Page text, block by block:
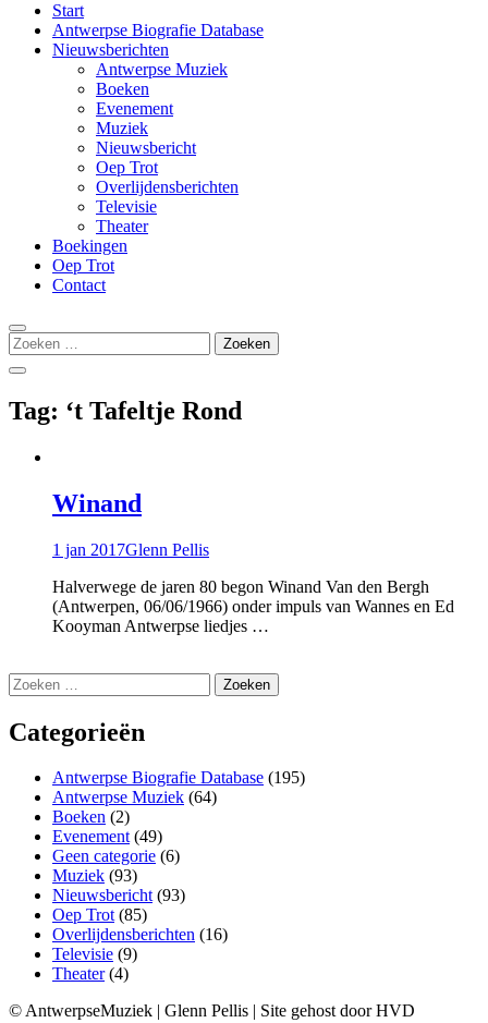
Start
Antwerpse Biografie Database
Nieuwsberichten
Antwerpse Muziek
Boeken
Evenement
Muziek
Nieuwsbericht
Oep Trot
Overlijdensberichten
Televisie
Theater
Boekingen
Oep Trot
Contact
Zoeken
naar:
Tag: ‘t Tafeltje Rond
Winand
1 jan 2017Glenn Pellis
Halverwege de jaren 80 begon Winand Van den Bergh
(Antwerpen, 06/06/1966) onder impuls van Wannes en Ed
Kooyman Antwerpse liedjes …
Zoeken
naar:
Categorieën
Antwerpse Biografie Database (195)
Antwerpse Muziek (64)
Boeken (2)
Evenement(49)
Geen categorie (6)
Muziek (93)
Nieuwsbericht(93)
Oep Trot(85)
Overlijdensberichten (16)
Televisie (9)
Theater(4)
© AntwerpseMuziek | Glenn Pellis | Site gehost door HVD